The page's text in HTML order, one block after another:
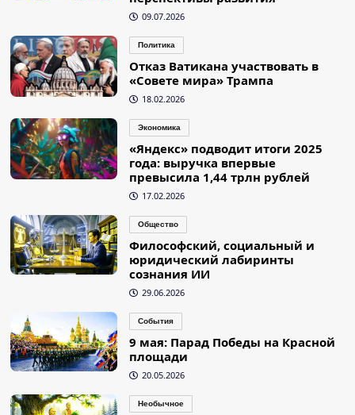
09.07.2026
Политика
Отказ Ватикана участвовать в
«Совете мира» Трампа
18.02.2026
Экономика
«Яндекс» подводит итоги 2025
года: выручка впервые
превысила 1,44 трлн рублей
17.02.2026
Общество
Философский, социальный и
юридический лабиринты
сознания ИИ
29.06.2026
События
9 мая: Парад Победы на Красной
площади
20.05.2026
Необычное